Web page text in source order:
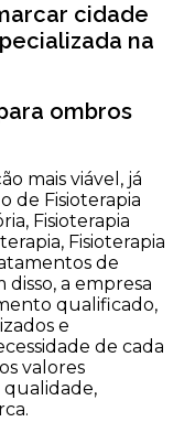
cidade
na
ombros
mais viável, já
de Fisioterapia
Fisioterapia
Fisioterapia
de
a empresa
qualificado,
e
de cada
valores
qualidade,